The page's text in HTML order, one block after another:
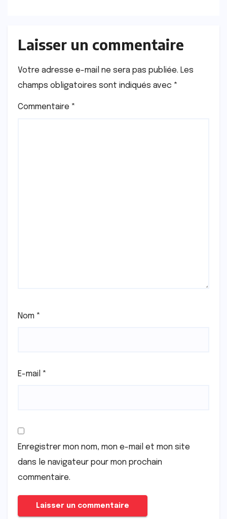
Laisser un commentaire
Votre adresse e-mail ne sera pas publiée. Les
champs obligatoires sont indiqués avec *
Commentaire *
Nom *
E-mail *
Enregistrer mon nom, mon e-mail et mon site
dans le navigateur pour mon prochain
commentaire.